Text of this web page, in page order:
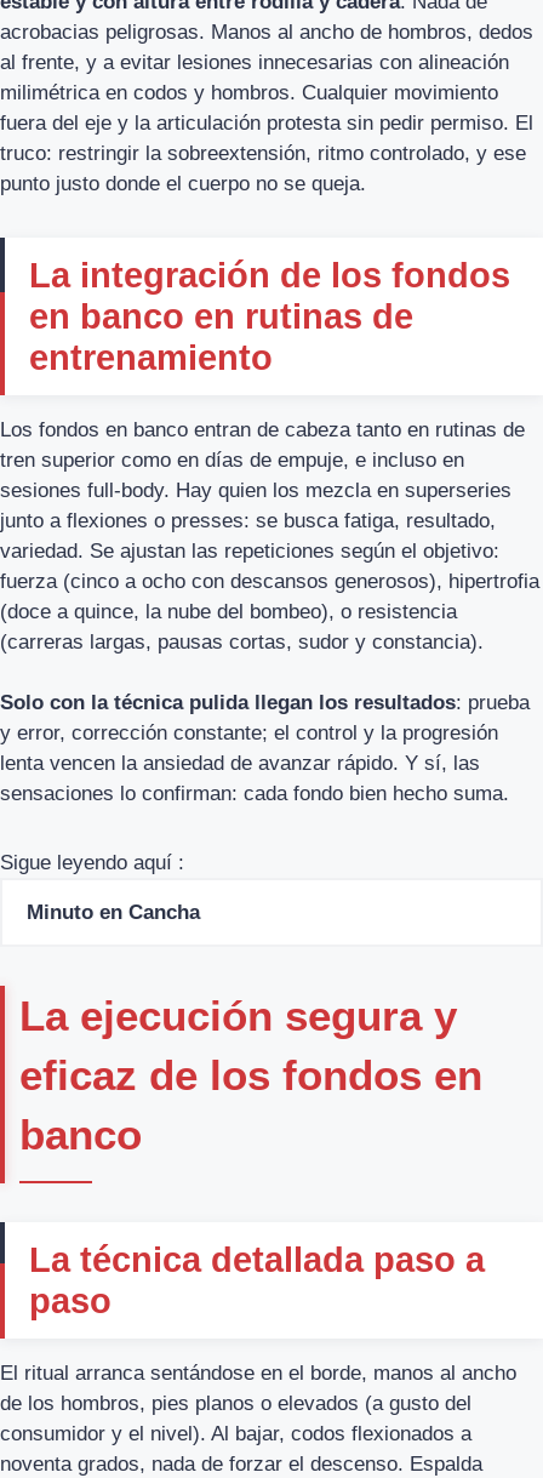
acrobacias peligrosas. Manos al ancho de hombros, dedos
al frente, y a evitar lesiones innecesarias con alineación
milimétrica en codos y hombros. Cualquier movimiento
fuera del eje y la articulación protesta sin pedir permiso. El
truco: restringir la sobreextensión, ritmo controlado, y ese
punto justo donde el cuerpo no se queja.
La integración de los fondos
en banco en rutinas de
entrenamiento
Los fondos en banco entran de cabeza tanto en rutinas de
tren superior como en días de empuje, e incluso en
sesiones full-body. Hay quien los mezcla en superseries
junto a flexiones o presses: se busca fatiga, resultado,
variedad. Se ajustan las repeticiones según el objetivo:
fuerza (cinco a ocho con descansos generosos), hipertrofia
(doce a quince, la nube del bombeo), o resistencia
(carreras largas, pausas cortas, sudor y constancia).
Solo con la técnica pulida llegan los resultados: prueba
y error, corrección constante; el control y la progresión
lenta vencen la ansiedad de avanzar rápido. Y sí, las
sensaciones lo confirman: cada fondo bien hecho suma.
Sigue leyendo aquí :
Minuto en Cancha
La ejecución segura y
eficaz de los fondos en
banco
La técnica detallada paso a
paso
El ritual arranca sentándose en el borde, manos al ancho
de los hombros, pies planos o elevados (a gusto del
consumidor y el nivel). Al bajar, codos flexionados a
noventa grados, nada de forzar el descenso. Espalda